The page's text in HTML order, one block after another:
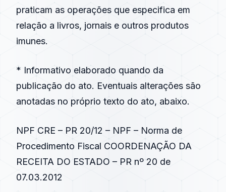
praticam as operações que especifica em
relação a livros, jornais e outros produtos
imunes.
* Informativo elaborado quando da
publicação do ato. Eventuais alterações são
anotadas no próprio texto do ato, abaixo.
NPF CRE – PR 20/12 – NPF – Norma de
Procedimento Fiscal COORDENAÇÃO DA
RECEITA DO ESTADO – PR nº 20 de
07.03.2012